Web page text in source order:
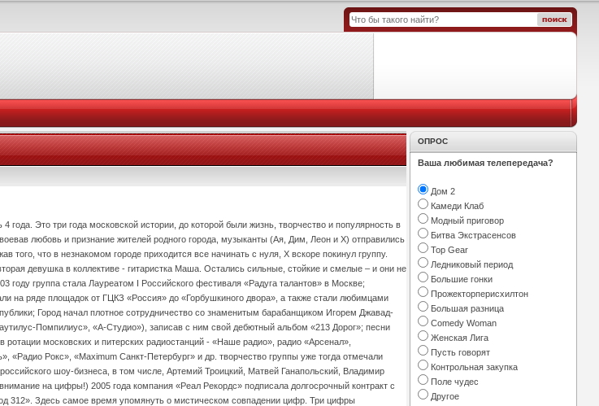
4 года. Это три года московской истории, до которой были жизнь, творчество и популярность в
любовь и признание жителей родного города, музыканты (Ая, Дим, Леон и Х) отправились
того, что в незнакомом городе приходится все начинать с нуля, Х вскоре покинул группу.
девушка в коллективе - гитаристка Маша. Остались сильные, стойкие и смелые – и они не
году группа стала Лауреатом I Российского фестиваля «Радуга талантов» в Москве;
на ряде площадок от ГЦКЗ «Россия» до «Горбушкиного двора», а также стали любимцами
Город начал плотное сотрудничество со знаменитым барабанщиком Игорем Джавад-
Помпилиус», «А-Студио»), записав с ним свой дебютный альбом «213 Дорог»; песни
ротации московских и питерских радиостанций - «Наше радио», радио «Арсенал»,
«Радио Рокс», «Маximum Санкт-Петербург» и др. творчество группы уже тогда отмечали
шоу-бизнеса, в том числе, Артемий Троицкий, Матвей Ганапольский, Владимир
на цифры!) 2005 года компания «Реал Рекордс» подписала долгосрочный контракт с
312». Здесь самое время упомянуть о мистическом совпадении цифр. Три цифры
ОПРОС
Ваша любимая телепередача?
Дом 2
Камеди Клаб
Модный приговор
Битва Экстрасенсов
Top Gear
Ледниковый период
Большие гонки
Прожекторперисхилтон
Большая разница
Comedy Woman
Женская Лига
Пусть говорят
Контрольная закупка
Поле чудес
Другое